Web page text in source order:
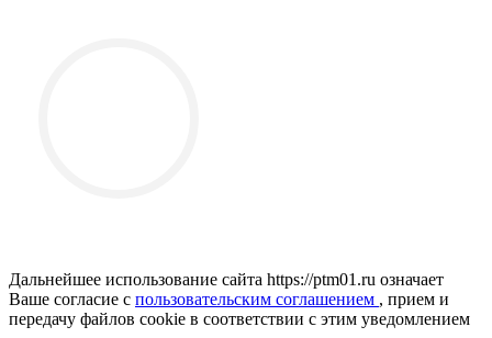
Дальнейшее использование сайта https://ptm01.ru означает
Ваше согласие с пользовательским соглашением , прием и
передачу файлов cookie в соответствии с этим уведомлением